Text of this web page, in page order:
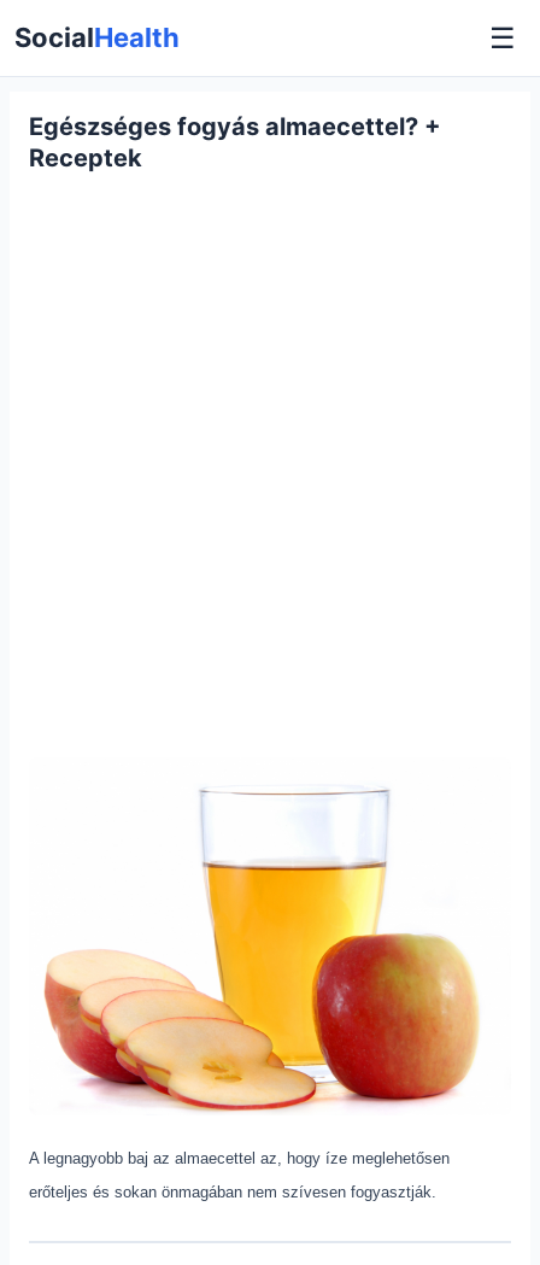
SocialHealth ☰
Egészséges fogyás almaecettel? +
Receptek
A legnagyobb baj az almaecettel az, hogy íze meglehetősen
erőteljes és sokan önmagában nem szívesen fogyasztják.